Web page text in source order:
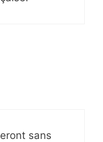
sans